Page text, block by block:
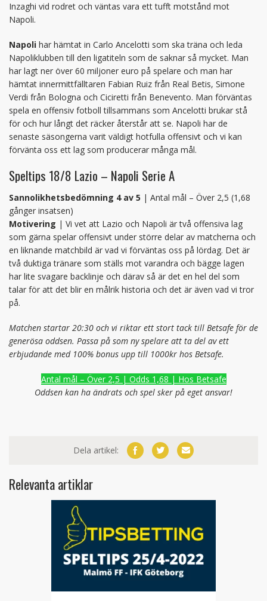
Inzaghi vid rodret och väntas vara ett tufft motstånd mot
Napoli.
Napoli har hämtat in Carlo Ancelotti som ska träna och leda
Napoliklubben till den ligatiteln som de saknar så mycket. Man
har lagt ner över 60 miljoner euro på spelare och man har
hämtat innermittfälltaren Fabian Ruiz från Real Betis, Simone
Verdi från Bologna och Ciciretti från Benevento. Man förväntas
spela en offensiv fotboll tillsammans som Ancelotti brukar stå
för och hur långt det räcker återstår att se. Napoli har de
senaste säsongerna varit väldigt hotfulla offensivt och vi kan
förvänta oss ett lag som producerar många mål.
Speltips 18/8 Lazio – Napoli Serie A
Sannolikhetsbedömning 4 av 5 | Antal mål – Över 2,5 (1,68
gånger insatsen)
Motivering | Vi vet att Lazio och Napoli är två offensiva lag
som gärna spelar offensivt under större delar av matcherna och
en liknande matchbild är vad vi förväntas oss på lördag. Det är
två duktiga tränare som ställs mot varandra och bägge lagen
har lite svagare backlinje och därav så är det en hel del som
talar för att det blir en målrik historia och det är även vad vi tror
på.
Matchen startar 20:30 och vi riktar ett stort tack till Betsafe för de
generösa oddsen. Passa på som ny spelare att ta del av ett
erbjudande med 100% bonus upp till 1000kr hos Betsafe.
Antal mål – Över 2,5 | Odds 1,68 | Hos Betsafe
Oddsen kan ha ändrats och spel sker på eget ansvar!
Dela artikel:
Relevanta artiklar